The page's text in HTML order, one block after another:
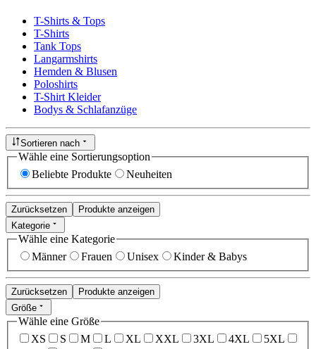
T-Shirts & Tops
T-Shirts
Tank Tops
Langarmshirts
Hemden & Blusen
Poloshirts
T-Shirt Kleider
Bodys & Schlafanzüge
Sortieren nach
Wähle eine Sortierungsoption
Beliebte Produkte
Neuheiten
Zurücksetzen
Produkte anzeigen
Kategorie
Wähle eine Kategorie
Männer
Frauen Unisex Kinder & Babys
Zurücksetzen
Produkte anzeigen
Größe
Wähle eine Größe
XS
S M L XL XXL 3XL 4XL
5XL